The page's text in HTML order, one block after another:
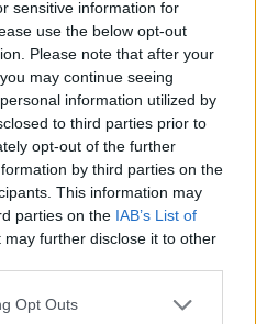
sensitive information for
use the below opt-out
Please note that after your
may continue seeing
information utilized by
to third parties prior to
opt-out of the further
by third parties on the
This information may
parties on the IAB’s List of
may further disclose it to other
Opt Outs